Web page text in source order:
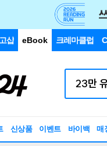
샵 eBook 크레마클럽
신상품 이벤트 바이백 매